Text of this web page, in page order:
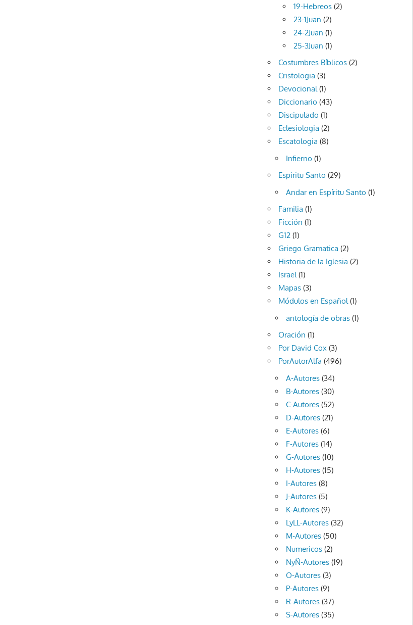
19-Hebreos (2)
23-1Juan (2)
24-2Juan (1)
25-3Juan (1)
Costumbres Bíblicos (2)
Cristologia (3)
Devocional(1)
Diccionario (43)
Discipulado (1)
Eclesiologia (2)
Escatologia (8)
Infierno (1)
Espiritu Santo (29)
Andar en Espíritu Santo (1)
Familia (1)
Ficción (1)
G12 (1)
Griego Gramatica (2)
Historia de la Iglesia (2)
Israel(1)
Mapas (3)
Módulos en Español(1)
antología de obras (1)
Oración (1)
Por David Cox (3)
PorAutorAlfa (496)
A-Autores (34)
B-Autores (30)
C-Autores (52)
D-Autores (21)
E-Autores (6)
F-Autores (14)
G-Autores (10)
H-Autores (15)
I-Autores (8)
J-Autores (5)
K-Autores (9)
LyLL-Autores (32)
M-Autores (50)
Numericos (2)
NyÑ-Autores (19)
O-Autores (3)
P-Autores (9)
R-Autores (37)
S-Autores (35)